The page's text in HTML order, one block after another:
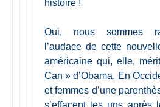
histoire !
Oui, nous sommes
l’audace de cette
américaine qui, elle,
Can » d’Obama. En
et femmes d’une